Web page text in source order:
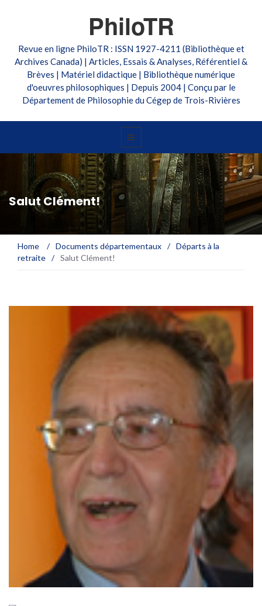
PhiloTR
Revue en ligne PhiloTR : ISSN 1927-4211 (Bibliothèque et
Archives Canada) | Articles, Essais & Analyses, Référentiel &
Brèves | Matériel didactique | Bibliothèque numérique
d'oeuvres philosophiques | Depuis 2004 | Conçu par le
Département de Philosophie du Cégep de Trois-Rivières
Salut Clément!
Home / Documents départementaux / Départs à la
retraite / Salut Clément!